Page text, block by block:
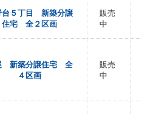
台５丁目 新築分譲
住宅 全２区画
販売
中
新築分譲住宅 全
４区画
販売
中